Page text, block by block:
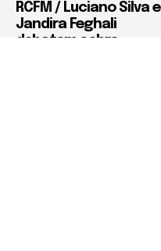
RCFM / Luciano Silva e
Jandira Feghali
debatem sobre